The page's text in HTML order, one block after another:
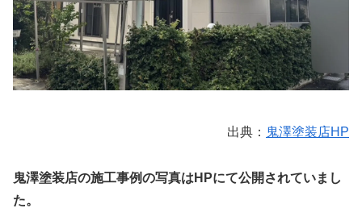
出典： 鬼澤塗装店HP
鬼澤塗装店の施工事例の写真はHPにて公開されていまし
た。